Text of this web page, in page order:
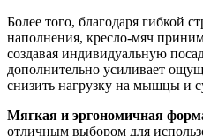
Более того, благодаря гибкой
наполнения, кресло-мяч
создавая индивидуальную
дополнительно усиливает
снизить нагрузку на мышцы и
Мягкая и эргономичная
отличным выбором для